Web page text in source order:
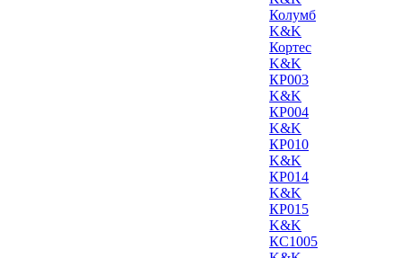
Колумб
K&K
Кортес
K&K
КР003
K&K
КР004
K&K
КР010
K&K
КР014
K&K
КР015
K&K
КС1005